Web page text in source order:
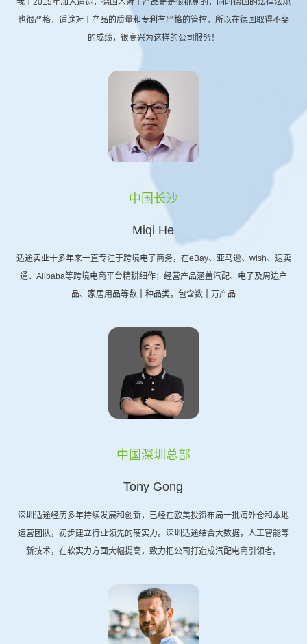
我于2015年加入适途，德国人对于产品是是很挑剔的，同时德国的法律法规
也很严格，适途对于产品的质量和专利有严格的管控，所以在德国取得不斐
的成绩，很高兴为这样的公司服务！
中国长沙
Miqi He
适途实业十多年来一直专注于跨境电子商务，在eBay、亚马逊、wish、速卖
通、Alibaba等跨境电商平台精耕细作；经营产品涵盖汽配、电子及周边产
品、家居用品等数十种品类，包含数十万产品
中国深圳总部
Tony Gong
深圳适途经历多年持续发展和创新，已经在欧美投资布局一批海外仓和本地
运营团队，初步建立行业领先的硬实力。深圳适途结合大数据，人工智能等
新技术，在软实力方面大幅提高，致力把公司打造成汽配电商引领者。